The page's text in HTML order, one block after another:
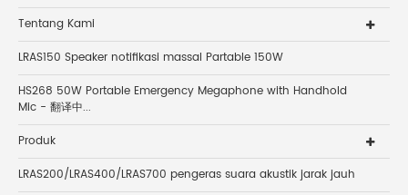
Tentang Kami
LRAS150 Speaker notifikasi massal Partable 150W
HS268 50W Portable Emergency Megaphone with Handhold
Mic - 翻译中...
Produk
LRAS200/LRAS400/LRAS700 pengeras suara akustik jarak jauh